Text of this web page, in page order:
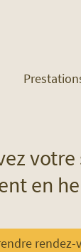
votre
en
rendez-